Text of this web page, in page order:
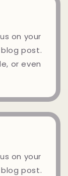
on your
post.
or even
on your
post.